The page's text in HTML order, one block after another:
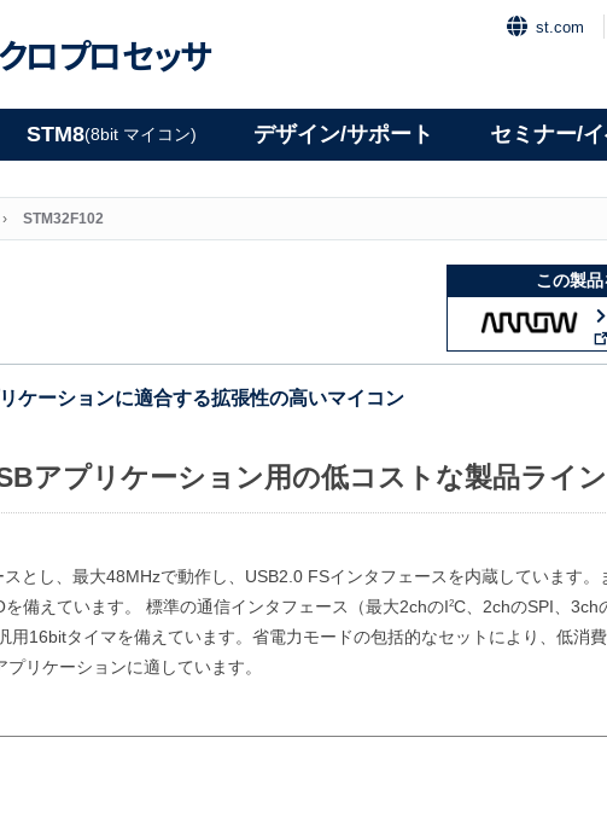
ロプロセッサ
st.com
STM8(8bit マイコン) デザイン/サポート セミナー/
STM32F102
この製
ケーションに適合する拡張性の高いマイコン
アプリケーション用の低コストな製品ライン
とし、最大48MHzで動作し、USB2.0 FSインタフェースを内蔵しています。
備えています。 標準の通信インタフェース（最大2chのI2C、2chのSPI、3ch
用16bitタイマを備えています。省電力モードの包括的なセットにより、低消
リケーションに適しています。